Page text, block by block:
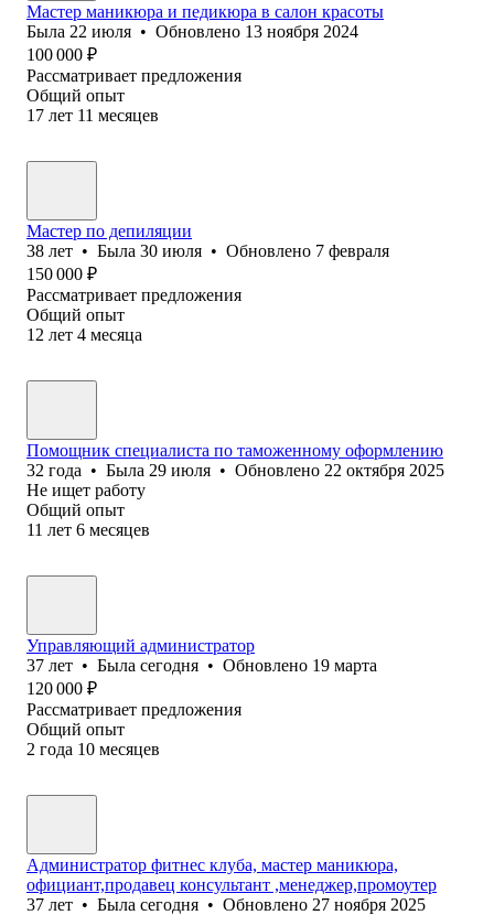
Мастер маникюра и педикюра в салон красоты
Была 22 июля • Обновлено 13 ноября 2024
100 000 ₽
Рассматривает предложения
Общий опыт
17 лет 11 месяцев
Мастер по депиляции
38 лет • Была 30 июля • Обновлено 7 февраля
150 000 ₽
Рассматривает предложения
Общий опыт
12 лет 4 месяца
Помощник специалиста по таможенному оформлению
32 года • Была 29 июля • Обновлено 22 октября 2025
Не ищет работу
Общий опыт
11 лет 6 месяцев
Управляющий администратор
37 лет • Была сегодня • Обновлено 19 марта
120 000 ₽
Рассматривает предложения
Общий опыт
2 года 10 месяцев
Администратор фитнес клуба, мастер маникюра,
официант,продавец консультант ,менеджер,промоутер
37 лет • Была сегодня • Обновлено 27 ноября 2025